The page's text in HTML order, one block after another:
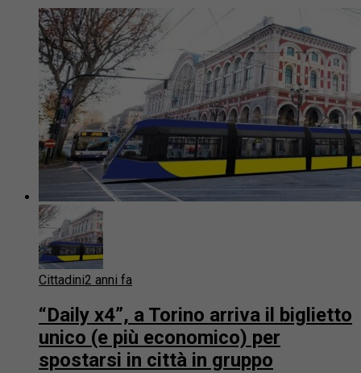
Cittadini2 anni fa
“Daily x4”, a Torino arriva il biglietto
unico (e più economico) per
spostarsi in città in gruppo